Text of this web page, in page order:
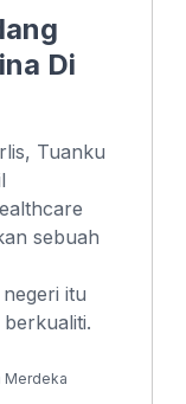
Di
Tuanku
sebuah
itu
Merdeka